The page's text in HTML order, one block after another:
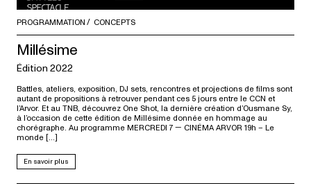
PROGRAMMATION CONCEPTS
Millésime
Édition 2022
Battles, ateliers, exposition, DJ sets, rencontres et projections de films sont
autant de propositions à retrouver pendant ces 5 jours entre le CCN et
l’Arvor. Et au TNB, découvrez One Shot, la dernière création d’Ousmane Sy,
à l’occasion de cette édition de Millésime donnée en hommage au
chorégraphe. Au programme MERCREDI 7 — CINÉMA ARVOR 19h – Le
monde […]
En savoir plus